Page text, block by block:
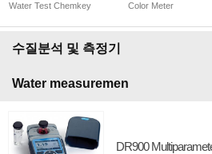
Water Test Chemkey
Color Meter
수질분석 및 측정기
Water measuremen
DR900